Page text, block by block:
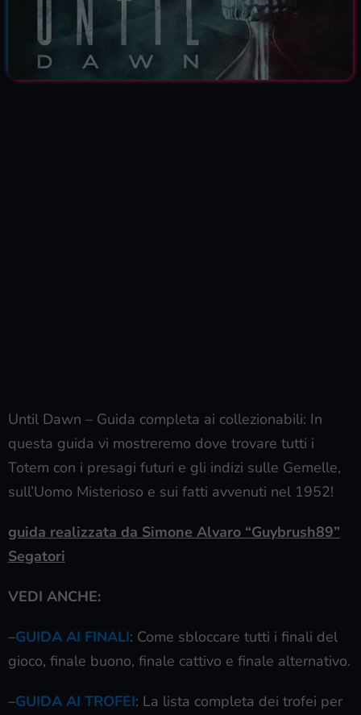
Until Dawn – Guida completa ai collezionabili: In
questa guida vi mostreremo dove trovare tutti i
Totem con i presagi futuri e gli indizi sulle Gemelle,
sull’Uomo Misterioso e sui fatti avvenuti nel 1952!
guida realizzata da Simone Alvaro “Guybrush89”
Segatori
VEDI ANCHE:
–GUIDA AI FINALI: Come sbloccare tutti i finali del
gioco, finale buono, finale cattivo e finale alternativo.
–GUIDA AI TROFEI: La lista completa dei trofei per